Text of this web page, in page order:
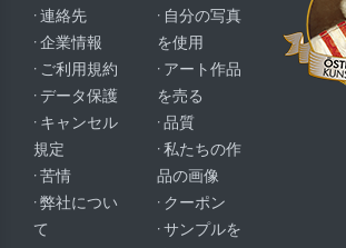
· 連絡先
· 企業情報
· ご利用規約
· データ保護
· キャンセル
規定
· 苦情
· 弊社につい
て
· 自分の写真
を使用
· アート作品
を売る
· 品質
· 私たちの作
品の画像
· クーポン
· サンプルを